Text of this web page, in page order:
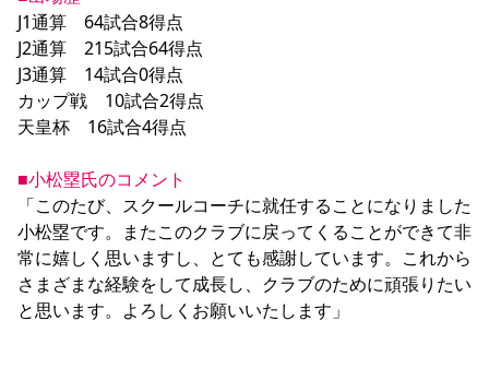
J1通算　64試合8得点
J2通算　215試合64得点
J3通算　14試合0得点
カップ戦　10試合2得点
■小松塁氏のコメント
「このたび、スクールコーチに就任することになりました
小松塁です。またこのクラブに戻ってくることができて非
常に嬉しく思いますし、とても感謝しています。これから
さまざまな経験をして成長し、クラブのために頑張りたい
と思います。よろしくお願いいたします」